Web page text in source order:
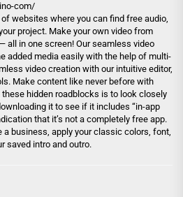
com/
websites where you can find free audio,
project. Make your own video from
all in one screen! Our seamless video
added media easily with the help of multi-
video creation with our intuitive editor,
Make content like never before with
hidden roadblocks is to look closely
it to see if it includes “in-app
that it’s not a completely free app.
a business, apply your classic colors, font,
saved intro and outro.